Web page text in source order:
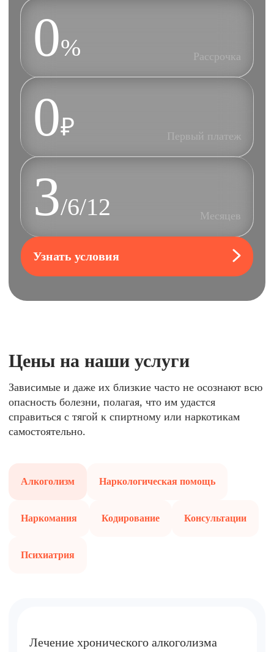
0% Рассрочка
0₽ Первый платеж
3/6/12 Месяцев
Узнать условия
Цены на наши услуги
Зависимые и даже их близкие часто не осознают всю
опасность болезни, полагая, что им удастся
справиться с тягой к спиртному или наркотикам
самостоятельно.
Алкоголизм Наркологическая помощь
Наркомания Кодирование Консультации
Психиатрия
Лечение хронического алкоголизма